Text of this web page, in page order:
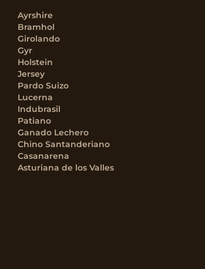
Ayrshire
Bramhol
Girolando
Gyr
Holstein
Jersey
Pardo Suizo
Lucerna
Indubrasil
Patiano
Ganado Lechero
Chino Santanderiano
Casanarena
Asturiana de los Valles